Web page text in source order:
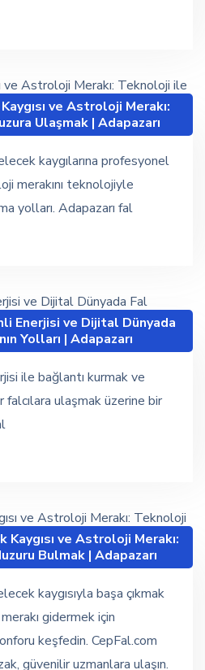
ve Astroloji Merakı:
Ulaşmak | Adapazarı
kaygılarına profesyonel
merakını teknolojiyle
yolları. Adapazarı fal
Enerjisi ve Dijital Dünyada
Yolları | Adapazarı
ile bağlantı kurmak ve
ulaşmak üzerine bir
ve Astroloji Merakı:
Bulmak | Adapazarı
kaygısıyla başa çıkmak
gidermek için
keşfedin. CepFal.com
güvenilir uzmanlara ulaşın.